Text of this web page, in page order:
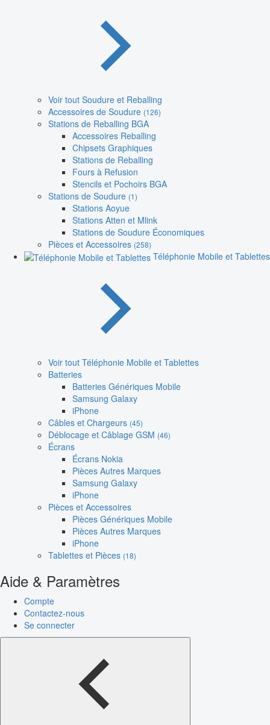
Voir tout Soudure et Reballing
Accessoires de Soudure (126)
Stations de Reballing BGA
Accessoires Reballing
Chipsets Graphiques
Stations de Reballing
Fours à Refusion
Stencils et Pochoirs BGA
Stations de Soudure (1)
Stations Aoyue
Stations Atten et Mlink
Stations de Soudure Économiques
Pièces et Accessoires (258)
Téléphonie Mobile et Tablettes
Voir tout Téléphonie Mobile et Tablettes
Batteries
Batteries Génériques Mobile
Samsung Galaxy
iPhone
Câbles et Chargeurs (45)
Déblocage et Câblage GSM (46)
Écrans
Écrans Nokia
Pièces Autres Marques
Samsung Galaxy
iPhone
Pièces et Accessoires
Pièces Génériques Mobile
Pièces Autres Marques
iPhone
Tablettes et Pièces (18)
Aide & Paramètres
Compte
Contactez-nous
Se connecter